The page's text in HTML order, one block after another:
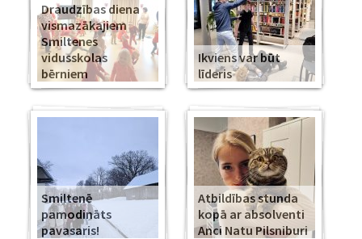
Draudzības diena
vismazākajiem
Smiltenes
vidusskolas
bērniem
Ikviens var būt
līderis
Smiltenē
pamodināts
pavasaris!
Atbildības stunda
kopā ar absolventi
Anci Natu Pilsniburi